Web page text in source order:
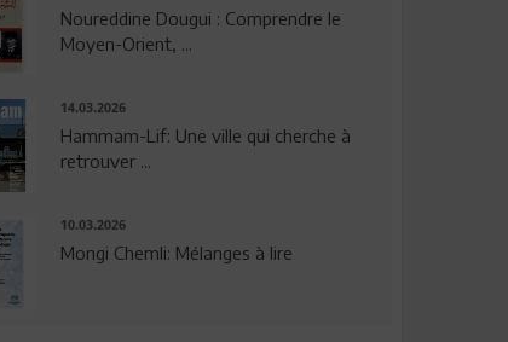
Noureddine Dougui : Comprendre le
Moyen-Orient, ...
14.03.2026
Hammam-Lif: Une ville qui cherche à
retrouver ...
10.03.2026
Mongi Chemli: Mélanges à lire